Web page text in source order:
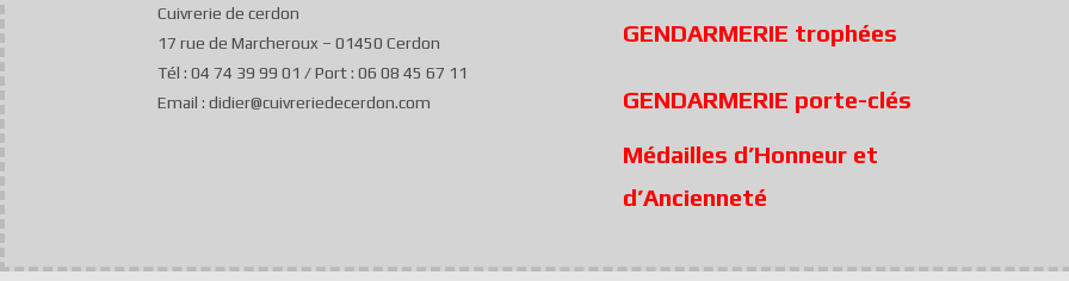
Cuivrerie de cerdon
17 rue de Marcheroux – 01450 Cerdon
Tél : 04 74 39 99 01 / Port : 06 08 45 67 11
Email : didier@cuivreriedecerdon.com
GENDARMERIE trophées
GENDARMERIE porte-clés
Médailles d’Honneur et
d’Ancienneté